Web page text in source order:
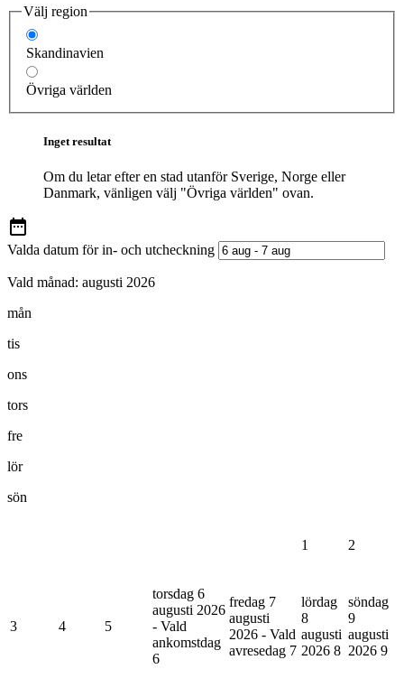
Välj region
Skandinavien
Övriga världen
Inget resultat
Om du letar efter en stad utanför Sverige, Norge eller
Danmark, vänligen välj "Övriga världen" ovan.
Valda datum för in- och utcheckning
Vald månad: augusti 2026
mån
tis
ons
tors
fre
lör
sön
1 2
3 4 5
torsdag 6
augusti 2026
- Vald
ankomstdag
6
fredag 7
augusti
2026 - Vald
avresedag 7
lördag
8
augusti
2026 8
söndag
9
augusti
2026 9